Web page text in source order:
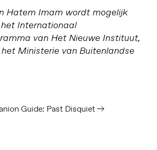
Hatem Imam wordt mogelijk
Internationaal
van Het Nieuwe Instituut,
Ministerie van Buitenlandse
Guide: Past Disquiet